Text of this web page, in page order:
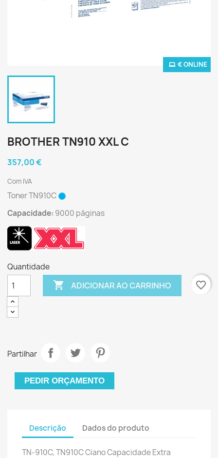
€ ONLINE
BROTHER TN910 XXL C
357,00 €
Com IVA
Toner TN910C
Capacidade: 9000 páginas
Quantidade
 ADICIONAR AO CARRINHO favorite_border
Partilhar
PEDIR ORÇAMENTO
Descrição Dados do produto
TN-910C, TN910C CianoCapacidade Extra